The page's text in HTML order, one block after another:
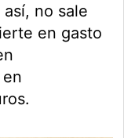
no sale
en gasto